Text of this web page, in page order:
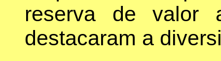
reserva de valor
destacaram a